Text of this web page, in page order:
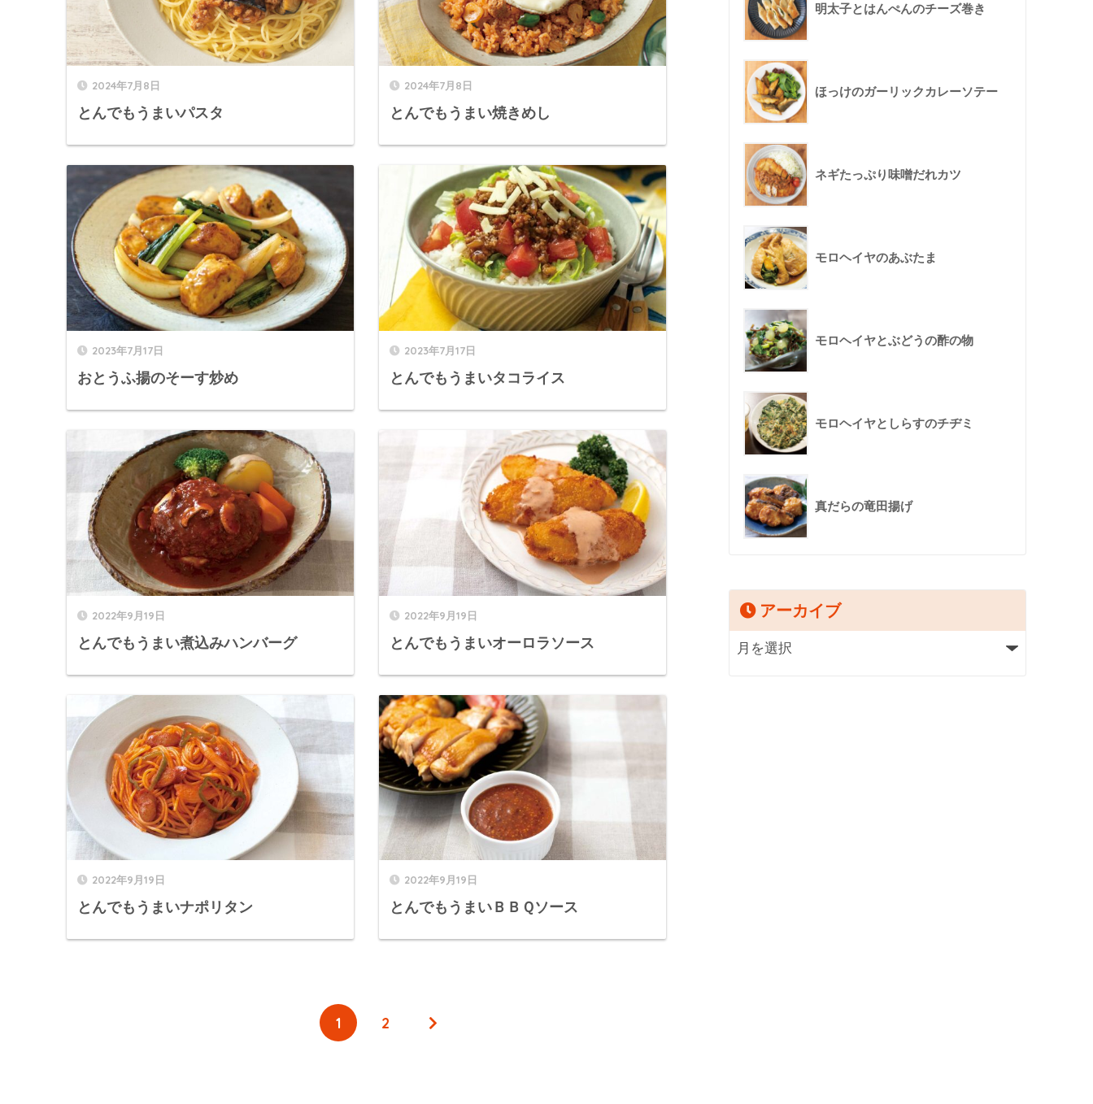
2024年7月8日
とんでもうまいパスタ
2024年7月8日
とんでもうまい焼きめし
2023年7月17日
おとうふ揚のそーす炒め
2023年7月17日
とんでもうまいタコライス
2022年9月19日
とんでもうまい煮込みハンバーグ
2022年9月19日
とんでもうまいオーロラソース
2022年9月19日
とんでもうまいナポリタン
2022年9月19日
とんでもうまいＢＢＱソース
1 2
明太子とはんぺんのチーズ巻き
ほっけのガーリックカレーソテー
ネギたっぷり味噌だれカツ
モロヘイヤのあぶたま
モロヘイヤとぶどうの酢の物
モロヘイヤとしらすのチヂミ
真だらの竜田揚げ
アーカイブ